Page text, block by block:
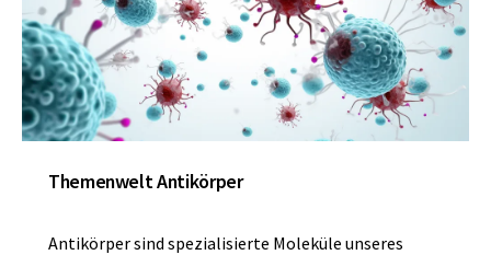
Themenwelt Antikörper
Antikörper sind spezialisierte Moleküle unseres